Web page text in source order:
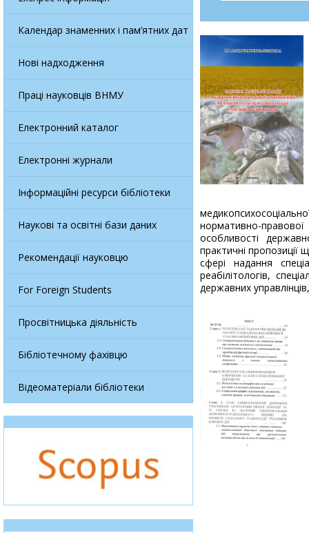
Календар знаменних і пам’ятних дат
Нові надходження
Праці науковців ВНМУ
Електронний каталог
Електронні журнали
Інформаційні ресурси бібліотеки
Наукові та освітні бази даних
Рекомендації науковцю
For Foreign Students
Просвітницька діяльність
Бібліотечному фахівцю
Відеоматеріали бібліотеки
нормативно-
особливості
практичні пропозиції
сфері надання
реабілітологів,
державних